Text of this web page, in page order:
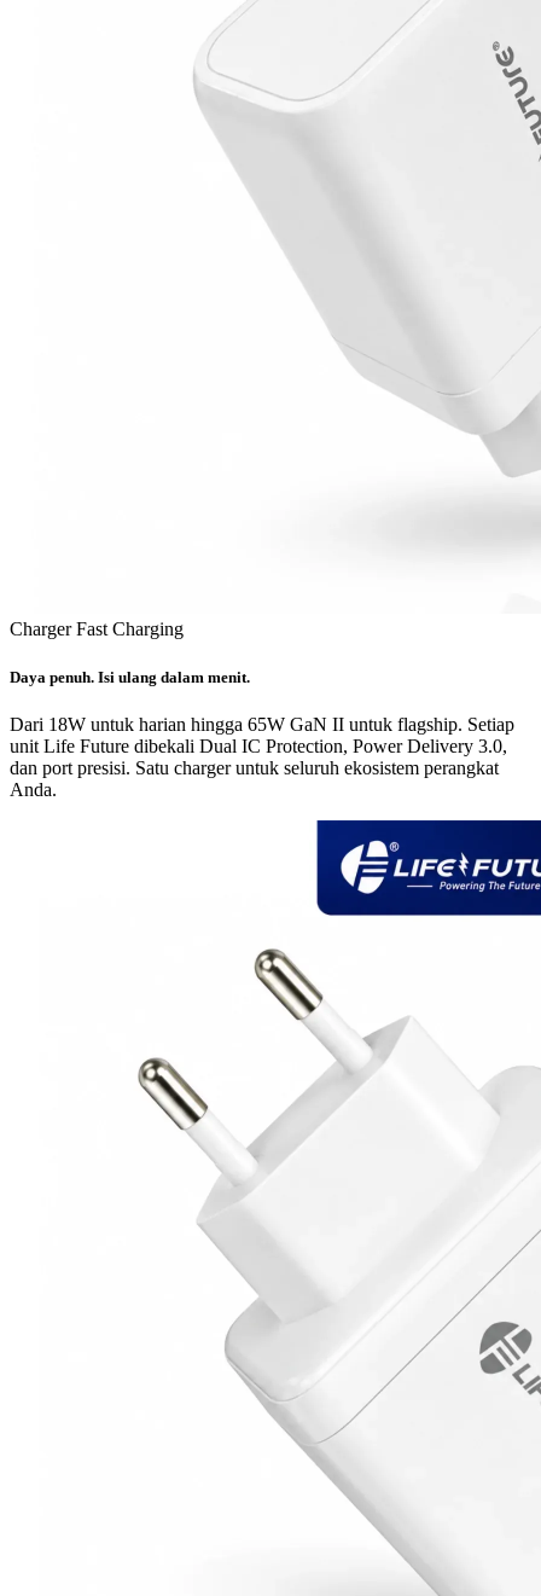
Charger Fast Charging
Daya penuh. Isi ulang dalam menit.
Dari 18W untuk harian hingga 65W GaN II untuk flagship. Setiap
unit Life Future dibekali Dual IC Protection, Power Delivery 3.0,
dan port presisi. Satu charger untuk seluruh ekosistem perangkat
Anda.